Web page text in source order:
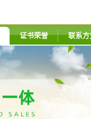
证书荣誉 联系方